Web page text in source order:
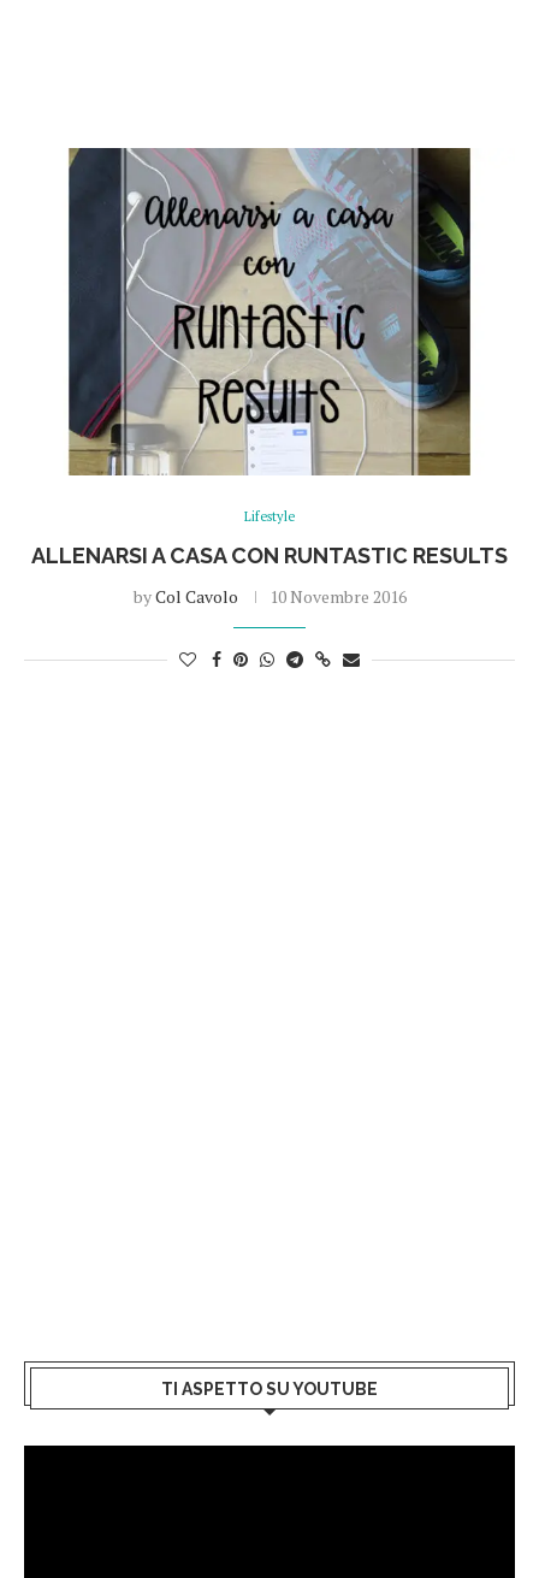
Lifestyle
ALLENARSI A CASA CON RUNTASTIC RESULTS
byCol Cavolo 10 Novembre 2016
TI ASPETTO SU YOUTUBE